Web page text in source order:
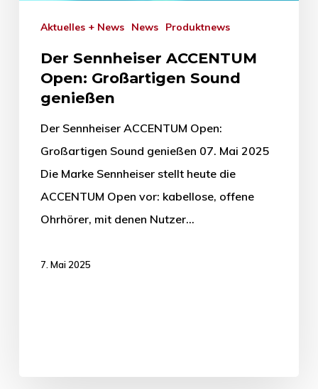
Aktuelles + News News Produktnews
Der Sennheiser ACCENTUM
Open: Großartigen Sound
genießen
Der Sennheiser ACCENTUM Open:
Großartigen Sound genießen 07. Mai 2025
Die Marke Sennheiser stellt heute die
ACCENTUM Open vor: kabellose, offene
Ohrhörer, mit denen Nutzer…
7. Mai 2025